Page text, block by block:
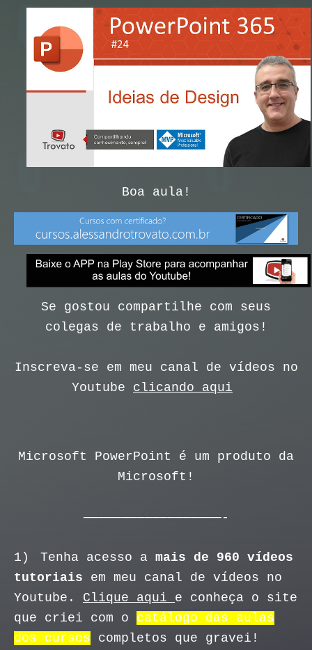
Boa aula!
Se gostou compartilhe com seus
colegas de trabalho e amigos!
Inscreva-se em meu canal de vídeos no
Youtube clicando aqui
Microsoft PowerPoint é um produto da
Microsoft!
——————————————————-
1) Tenha acesso a mais de 960 vídeos
tutoriais em meu canal de vídeos no
Youtube. Clique aqui e conheça o site
que criei com o catálogo das aulas
dos cursos completos que gravei!